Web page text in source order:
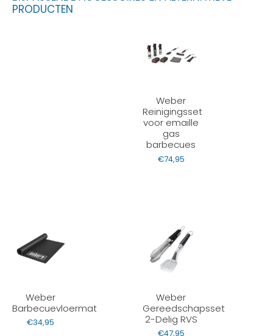
PRODUCTEN
Weber
Reinigingsset
voor emaille
gas
barbecues
€74,95
Weber
Barbecuevloermat
€34,95
Weber
Gereedschapsset
2-Delig RVS
€47,95